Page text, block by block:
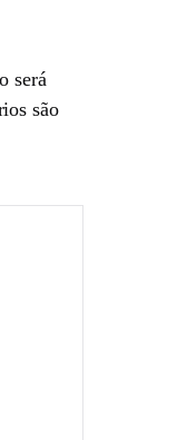
será
são